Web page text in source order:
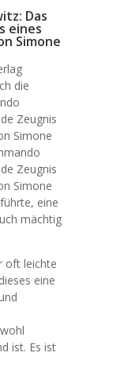
Das
eines
Simone
die
Zeugnis
Simone
Zeugnis
Simone
eine
mächtig
oft leichte
eine
ist. Es ist